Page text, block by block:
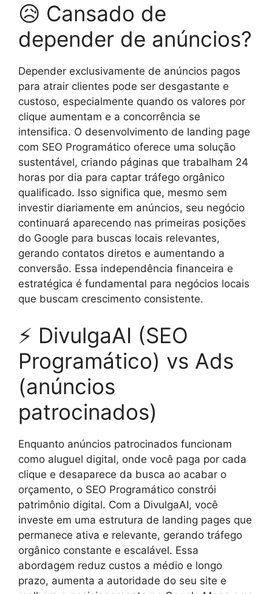
😥 Cansado de
depender de anúncios?
Depender exclusivamente de anúncios pagos
para atrair clientes pode ser desgastante e
custoso, especialmente quando os valores por
clique aumentam e a concorrência se
intensifica. O desenvolvimento de landing page
com SEO Programático oferece uma solução
sustentável, criando páginas que trabalham 24
horas por dia para captar tráfego orgânico
qualificado. Isso significa que, mesmo sem
investir diariamente em anúncios, seu negócio
continuará aparecendo nas primeiras posições
do Google para buscas locais relevantes,
gerando contatos diretos e aumentando a
conversão. Essa independência financeira e
estratégica é fundamental para negócios locais
que buscam crescimento consistente.
⚡ DivulgaAI (SEO
Programático) vs Ads
(anúncios
patrocinados)
Enquanto anúncios patrocinados funcionam
como aluguel digital, onde você paga por cada
clique e desaparece da busca ao acabar o
orçamento, o SEO Programático constrói
patrimônio digital. Com a DivulgaAI, você
investe em uma estrutura de landing pages que
permanece ativa e relevante, gerando tráfego
orgânico constante e escalável. Essa
abordagem reduz custos a médio e longo
prazo, aumenta a autoridade do seu site e